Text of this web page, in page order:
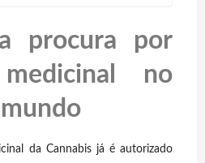
procura por
no
da Cannabis já é autorizado